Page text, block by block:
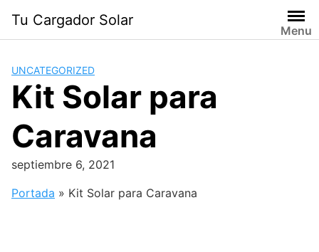
contenido
Tu Cargador Solar
Menu
UNCATEGORIZED
Kit Solar para
Caravana
septiembre 6, 2021
Portada » Kit Solar para Caravana